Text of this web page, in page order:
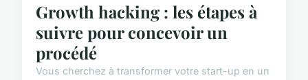
Growth hacking : les étapes à
suivre pour concevoir un
procédé
Vous cherchez à transformer votre start-up en un